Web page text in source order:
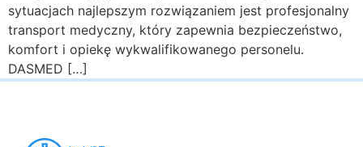
sytuacjach najlepszym rozwiązaniem jest profesjonalny
transport medyczny, który zapewnia bezpieczeństwo,
komfort i opiekę wykwalifikowanego personelu.
DASMED […]